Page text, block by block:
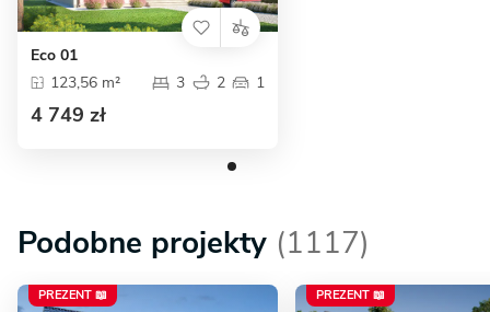
Eco 01
123,56 m²
3 2 1
4 749 zł
Podobne projekty (1117)
PREZENT 📖 PREZENT 📖